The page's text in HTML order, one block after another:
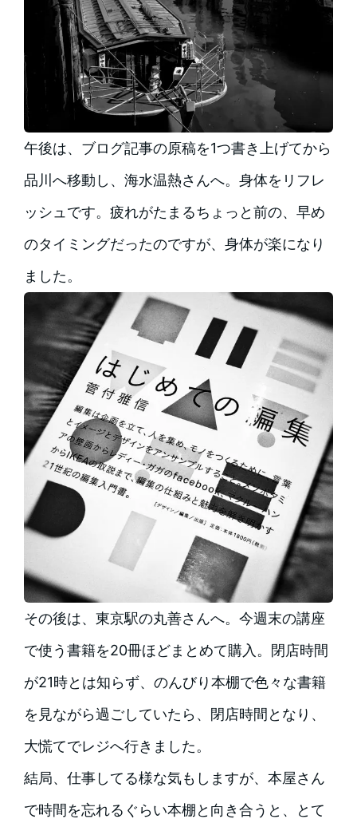
午後は、ブログ記事の原稿を1つ書き上げてから
品川へ移動し、海水温熱さんへ。身体をリフレ
ッシュです。疲れがたまるちょっと前の、早め
のタイミングだったのですが、身体が楽になり
ました。
その後は、東京駅の丸善さんへ。今週末の講座
で使う書籍を20冊ほどまとめて購入。閉店時間
が21時とは知らず、のんびり本棚で色々な書籍
を見ながら過ごしていたら、閉店時間となり、
大慌てでレジへ行きました。
結局、仕事してる様な気もしますが、本屋さん
で時間を忘れるぐらい本棚と向き合うと、とて